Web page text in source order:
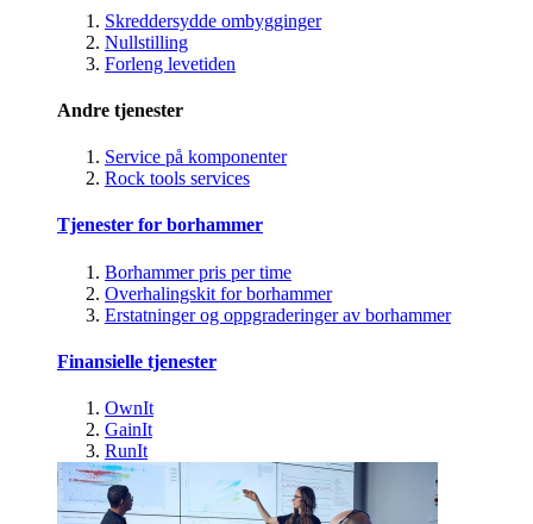
Skreddersydde ombygginger
Nullstilling
Forleng levetiden
Andre tjenester
Service på komponenter
Rock tools services
Tjenester for borhammer
Borhammer pris per time
Overhalingskit for borhammer
Erstatninger og oppgraderinger av borhammer
Finansielle tjenester
OwnIt
GainIt
RunIt